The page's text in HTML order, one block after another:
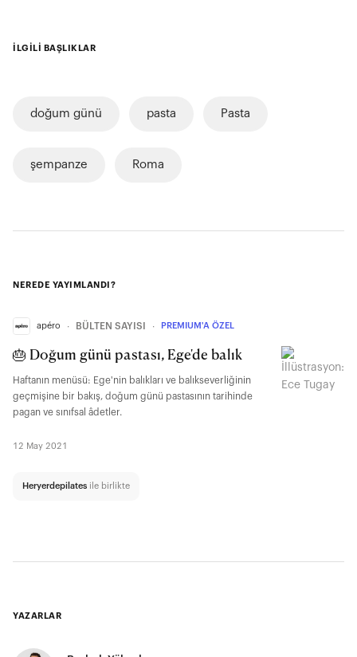
İLGİLİ BAŞLIKLAR
doğum günü pasta Pasta
şempanze Roma
NEREDE YAYIMLANDI?
apéro ∙ BÜLTEN SAYISI ∙ PREMIUM'A ÖZEL
🎂 Doğum günü pastası, Ege'de balık
Haftanın menüsü: Ege'nin balıkları ve balıkseverliğinin
geçmişine bir bakış, doğum günü pastasının tarihinde
pagan ve sınıfsal âdetler.
12 May 2021
Heryerdepilates ile birlikte
YAZARLAR